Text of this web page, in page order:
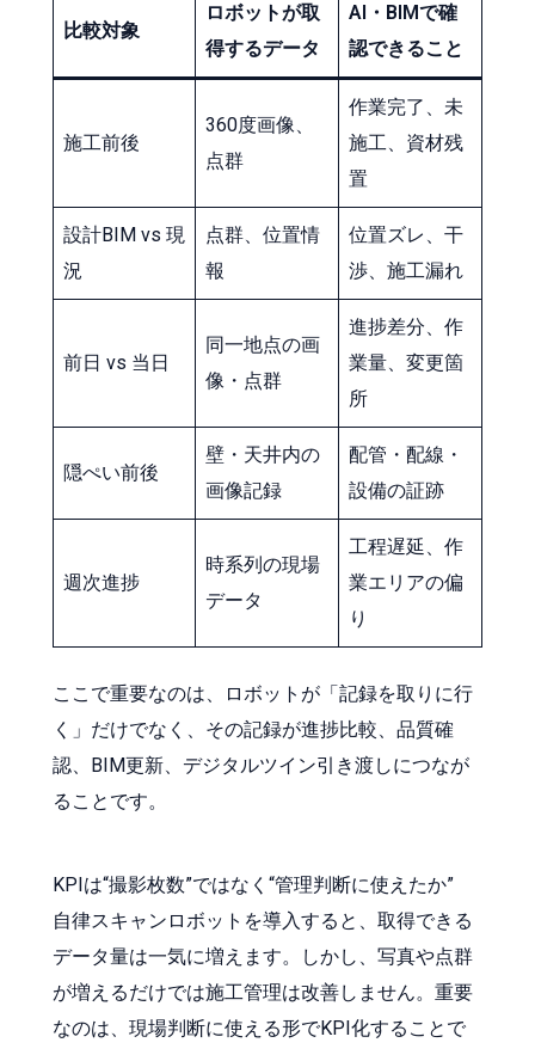
比較対象
ロボットが取
得するデータ
AI・BIMで確
認できること
施工前後
360度画像、
点群
作業完了、未
施工、資材残
置
設計BIM vs 現
況
点群、位置情
報
位置ズレ、干
渉、施工漏れ
前日 vs 当日
同一地点の画
像・点群
進捗差分、作
業量、変更箇
所
隠ぺい前後
壁・天井内の
画像記録
配管・配線・
設備の証跡
週次進捗
時系列の現場
データ
工程遅延、作
業エリアの偏
り
ここで重要なのは、ロボットが「記録を取りに行
く」だけでなく、その記録が進捗比較、品質確
認、BIM更新、デジタルツイン引き渡しにつなが
ることです。
KPIは“撮影枚数”ではなく“管理判断に使えたか”
自律スキャンロボットを導入すると、取得できる
データ量は一気に増えます。しかし、写真や点群
が増えるだけでは施工管理は改善しません。重要
なのは、現場判断に使える形でKPI化することで